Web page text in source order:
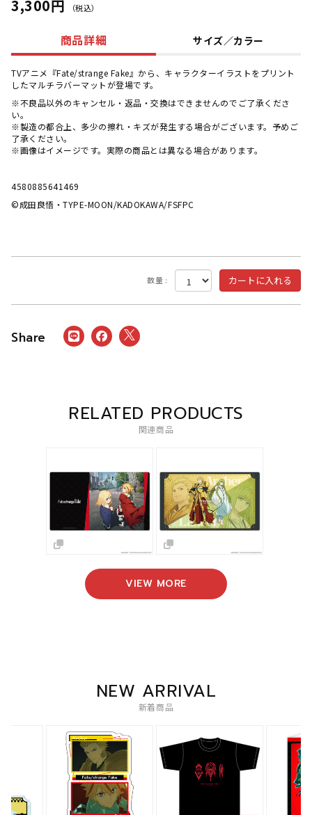
3,300円 （税込）
商品詳細 サイズ／カラー
TVアニメ『Fate/strange Fake』から、キャラクターイラストをプリント
したマルチラバーマットが登場です。
※不良品以外のキャンセル・返品・交換はできませんのでご了承くださ
い。
※製造の都合上、多少の擦れ・キズが発生する場合がございます。予めご
了承ください。
※画像はイメージです。実際の商品とは異なる場合があります。
4580885641469
©成田良悟・TYPE-MOON/KADOKAWA/FSFPC
数量 :
RELATED PRODUCTS
関連商品
VIEW MORE
NEW ARRIVAL
新着商品